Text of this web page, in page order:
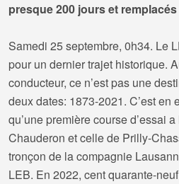
presque 200 jours et
Samedi 25 septembre, 0h34. Le
pour un dernier trajet historique.
conducteur, ce n’est pas une
deux dates: 1873-2021. C’est en
qu’une première course d’essai
Chauderon et celle de Prilly-
tronçon de la compagnie
LEB. En 2022, cent quarante-